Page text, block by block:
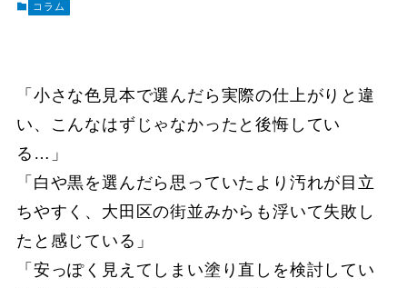
コラム
「小さな色見本で選んだら実際の仕上がりと違
い、こんなはずじゃなかったと後悔してい
る…」
「白や黒を選んだら思っていたより汚れが目立
ちやすく、大田区の街並みからも浮いて失敗し
たと感じている」
「安っぽく見えてしまい塗り直しを検討してい